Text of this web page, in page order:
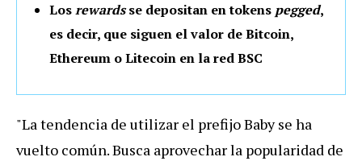
Losrewardsse depositan en tokens pegged,
es decir, que siguen el valor de Bitcoin,
Ethereum o Litecoin en la red BSC
"La tendencia de utilizar el prefijo Baby se ha
vuelto común. Busca aprovechar la popularidad de